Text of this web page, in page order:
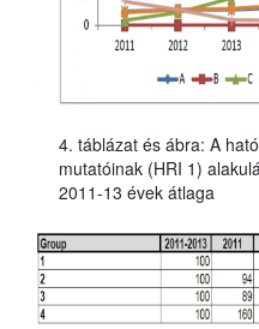
4. táblázat és ábra: A
mutatóinak (HRI 1)
2011-13 évek átlaga